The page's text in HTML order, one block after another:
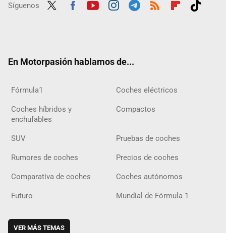
Síguenos
En Motorpasión hablamos de...
Fórmula1 Coches eléctricos
Coches híbridos y
enchufables
Compactos
SUV Pruebas de coches
Rumores de coches Precios de coches
Comparativa de coches Coches autónomos
Futuro Mundial de Fórmula 1
VER MÁS TEMAS